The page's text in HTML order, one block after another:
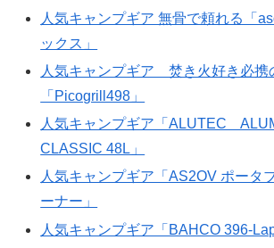
人気キャンプギア 無骨で頼れる「
ックス」
人気キャンプギア 焚き火好き必携
「Picogrill498」
人気キャンプギア「ALUTEC
CLASSIC 48L」
人気キャンプギア「AS2OV ポータ
ーナー」
人気キャンプギア「BAHCO 396-